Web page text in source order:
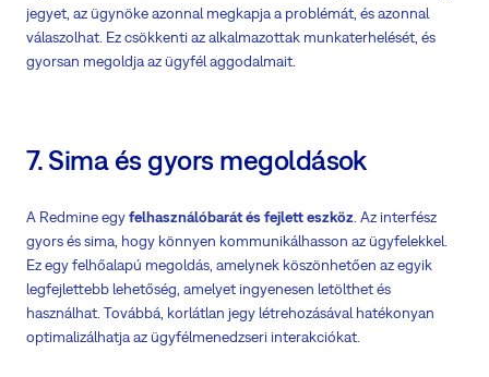
jegyet, az ügynöke azonnal megkapja a problémát, és azonnal
válaszolhat. Ez csökkenti az alkalmazottak munkaterhelését, és
gyorsan megoldja az ügyfél aggodalmait.
7. Sima és gyors megoldások
A Redmine egyfelhasználóbarát és fejlett eszköz. Az interfész
gyors és sima, hogy könnyen kommunikálhasson az ügyfelekkel.
Ez egy felhőalapú megoldás, amelynek köszönhetően az egyik
legfejlettebb lehetőség, amelyet ingyenesen letölthet és
használhat. Továbbá, korlátlan jegy létrehozásával hatékonyan
optimalizálhatja az ügyfélmenedzseri interakciókat.